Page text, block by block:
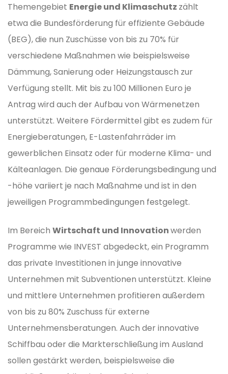
Themengebiet Energie und Klimaschutz zählt
etwa die Bundesförderung für effiziente Gebäude
(BEG), die nun Zuschüsse von bis zu 70% für
verschiedene Maßnahmen wie beispielsweise
Dämmung, Sanierung oder Heizungstausch zur
Verfügung stellt. Mit bis zu 100 Millionen Euro je
Antrag wird auch der Aufbau von Wärmenetzen
unterstützt. Weitere Fördermittel gibt es zudem für
Energieberatungen, E-Lastenfahrräder im
gewerblichen Einsatz oder für moderne Klima- und
Kälteanlagen. Die genaue Förderungsbedingung und
-höhe variiert je nach Maßnahme und ist in den
jeweiligen Programmbedingungen festgelegt.
Im Bereich Wirtschaft und Innovationwerden
Programme wie INVEST abgedeckt, ein Programm
das private Investitionen in junge innovative
Unternehmen mit Subventionen unterstützt. Kleine
und mittlere Unternehmen profitieren außerdem
von bis zu 80% Zuschuss für externe
Unternehmensberatungen. Auch der innovative
Schiffbau oder die Markterschließung im Ausland
sollen gestärkt werden, beispielsweise die